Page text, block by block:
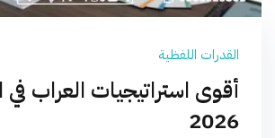
القدرات اللفظية
أقوى استراتيجيات العراب في
2026